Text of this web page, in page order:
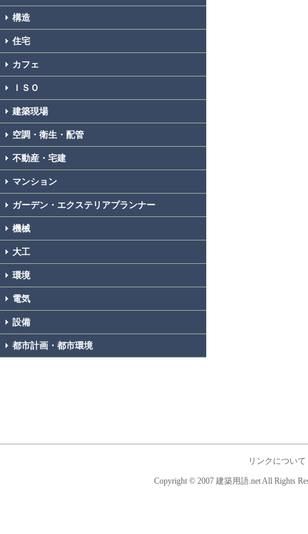
構造
住宅
カフェ
ＩＳＯ
建築現場
空調・衛生・配管
不動産・宅建
マンション
ガーデン・エクステリアプランナー
機械
大工
環境
電気
設備
都市計画・都市環境
リンクについて
Copyright © 2007 建築用語.net All Rights